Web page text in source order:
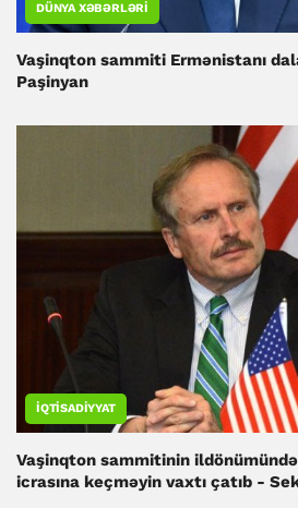
DÜNYA XƏBƏRLƏRI
Vaşinqton sammiti Ermənistanı
Paşinyan
İQTISADIYYAT
Vaşinqton sammitinin
icrasına keçməyin vaxtı çatıb -